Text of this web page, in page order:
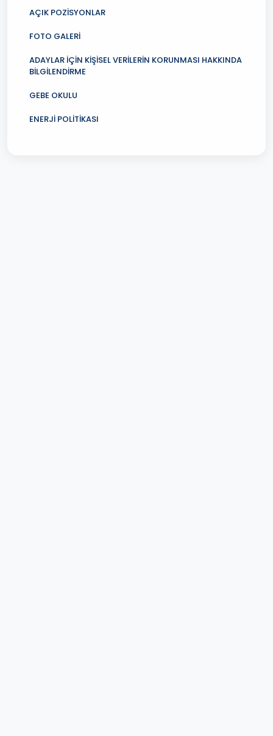
AÇIK POZİSYONLAR
FOTO GALERİ
ADAYLAR İÇİN KİŞİSEL VERİLERİN KORUNMASI HAKKINDA
BİLGİLENDİRME
GEBE OKULU
ENERJİ POLİTİKASI